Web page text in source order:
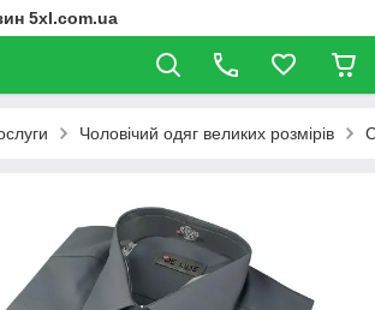
5xl.com.ua
Чоловічий одяг великих розмірів